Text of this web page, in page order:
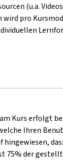
(u.a.
wird pro
Kurs erfolgt
Ihren
hingewiesen,
75% der